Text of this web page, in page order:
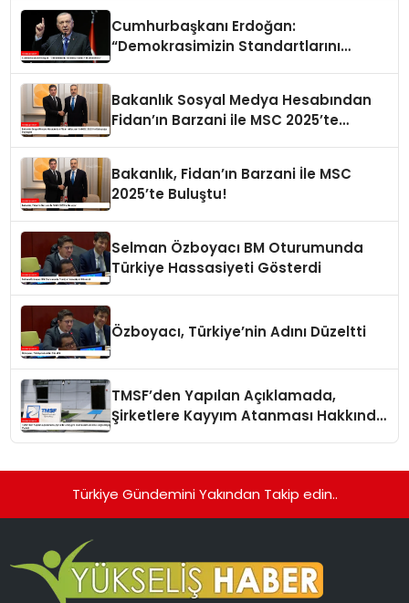
Cumhurbaşkanı Erdoğan:
“Demokrasimizin Standartlarını
Bakanlık Sosyal Medya Hesabından
Fidan’ın Barzani ile MSC 2025’te
Bakanlık, Fidan’ın Barzani İle MSC
2025’te Buluştu!
Selman Özboyacı BM Oturumunda
Türkiye Hassasiyeti Gösterdi
Özboyacı, Türkiye’nin Adını Düzeltti
TMSF’den Yapılan Açıklamada,
Şirketlere Kayyım Atanması Hakkında
Türkiye Gündemini Yakından Takip edin..